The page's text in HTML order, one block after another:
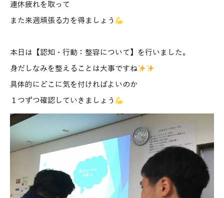
連休疲れを取って
また来週頑張る力を得ましょう
本日は【認知・行動：整容について】を行いました。
身だしなみを整えることは大事ですね
具体的にどこに気を付ければよいのか
１つずつ確認していきましょう